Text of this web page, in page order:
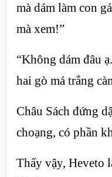
mà dám làm con
mà xem!”
“Không dám đâu
hai gò má trắng
Châu Sách đứng
choạng, có phần
Thấy vậy, Heveto